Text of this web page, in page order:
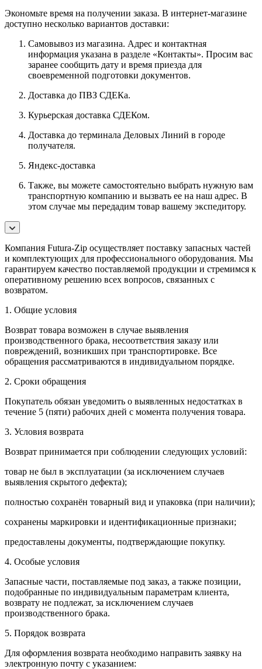
Экономьте время на получении заказа. В интернет-магазине
доступно несколько вариантов доставки:
Самовывоз из магазина. Адрес и контактная
информация указана в разделе «Контакты». Просим вас
заранее сообщить дату и время приезда для
своевременной подготовки документов.
Доставка до ПВЗ СДЕКа.
Курьерская доставка СДЕКом.
Доставка до терминала Деловых Линий в городе
получателя.
Яндекс-доставка
Также, вы можете самостоятельно выбрать нужную вам
транспортную компанию и вызвать ее на наш адрес. В
этом случае мы передадим товар вашему экспедитору.
Компания Futura-Zip осуществляет поставку запасных частей
и комплектующих для профессионального оборудования. Мы
гарантируем качество поставляемой продукции и стремимся к
оперативному решению всех вопросов, связанных с
возвратом.
1. Общие условия
Возврат товара возможен в случае выявления
производственного брака, несоответствия заказу или
повреждений, возникших при транспортировке. Все
обращения рассматриваются в индивидуальном порядке.
2. Сроки обращения
Покупатель обязан уведомить о выявленных недостатках в
течение 5 (пяти) рабочих дней с момента получения товара.
3. Условия возврата
Возврат принимается при соблюдении следующих условий:
товар не был в эксплуатации (за исключением случаев
выявления скрытого дефекта);
полностью сохранён товарный вид и упаковка (при наличии);
сохранены маркировки и идентификационные признаки;
предоставлены документы, подтверждающие покупку.
4. Особые условия
Запасные части, поставляемые под заказ, а также позиции,
подобранные по индивидуальным параметрам клиента,
возврату не подлежат, за исключением случаев
производственного брака.
5. Порядок возврата
Для оформления возврата необходимо направить заявку на
электронную почту с указанием: